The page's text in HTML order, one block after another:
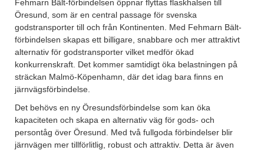
Fehmarn Bält-förbindelsen öppnar flyttas flaskhalsen till
Öresund, som är en central passage för svenska
godstransporter till och från Kontinenten. Med Fehmarn Bält-
förbindelsen skapas ett billigare, snabbare och mer attraktivt
alternativ för godstransporter vilket medför ökad
konkurrenskraft. Det kommer samtidigt öka belastningen på
sträckan Malmö-Köpenhamn, där det idag bara finns en
järnvägsförbindelse.
Det behövs en ny Öresundsförbindelse som kan öka
kapaciteten och skapa en alternativ väg för gods- och
persontåg över Öresund. Med två fullgoda förbindelser blir
järnvägen mer tillförlitlig, robust och attraktiv. Detta är även